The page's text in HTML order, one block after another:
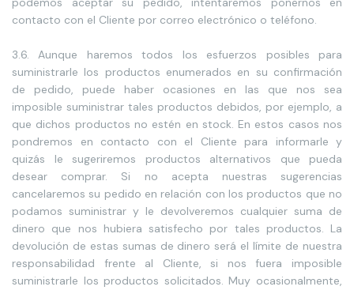
contacto con el Cliente por correo electrónico o teléfono.
3.6. Aunque haremos todos los esfuerzos posibles para
suministrarle los productos enumerados en su confirmación
de pedido, puede haber ocasiones en las que nos sea
imposible suministrar tales productos debidos, por ejemplo, a
que dichos productos no estén en stock. En estos casos nos
pondremos en contacto con el Cliente para informarle y
quizás le sugeriremos productos alternativos que pueda
desear comprar. Si no acepta nuestras sugerencias
cancelaremos su pedido en relación con los productos que no
podamos suministrar y le devolveremos cualquier suma de
dinero que nos hubiera satisfecho por tales productos. La
devolución de estas sumas de dinero será el límite de nuestra
responsabilidad frente al Cliente, si nos fuera imposible
suministrarle los productos solicitados. Muy ocasionalmente,